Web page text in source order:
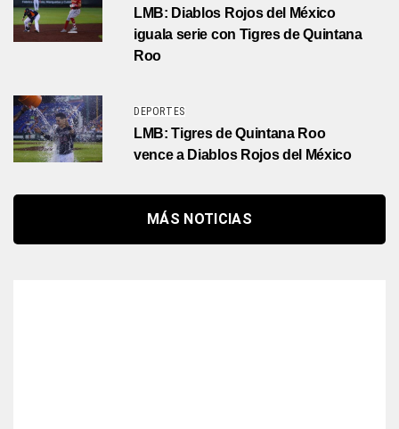
LMB: Diablos Rojos del México
iguala serie con Tigres de Quintana
Roo
DEPORTES
LMB: Tigres de Quintana Roo
vence a Diablos Rojos del México
MÁS NOTICIAS